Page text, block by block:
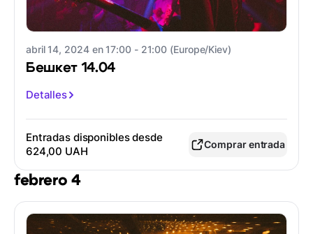
abril 14, 2024 en 17:00 - 21:00 (Europe/Kiev)
Бешкет 14.04
Detalles
Entradas disponibles desde
624,00 UAH
Comprar entrada
febrero 4